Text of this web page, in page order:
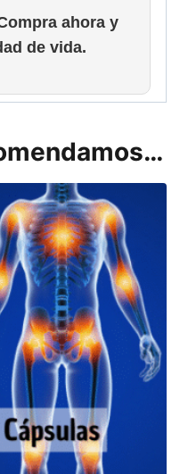
ahora y
de vida.